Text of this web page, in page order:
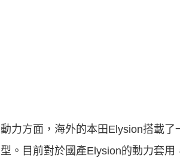
動力方面，海外的本田Elysion搭載
型。目前對於國產Elysion的動力套